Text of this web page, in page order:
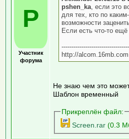
P
Участник
форума
pshen_ka , если это
для тех, кто по
возможности
Если есть что-то
http://
Не знаю чем это может
Шаблон временный
Прикреплён файл:
Screen.rar(0.3